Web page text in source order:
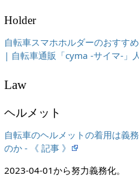
Holder
自転車スマホホルダーのおすす
| 自転車通販「cyma -サイマ-」
Law
ヘルメット
自転車のヘルメットの着用は義
のか - 《 記事 》
2023-04-01から努力義務化。